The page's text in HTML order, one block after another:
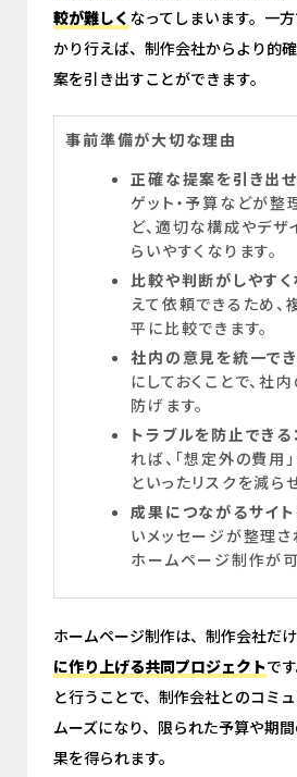
較が難しく なってしまいます。一
かり行えば、制作会社からより的
案を引き出すことができます。
事前準備が大切な理由
正確な提案を引き出せ
ゲット・予算などが整
ど、適切な構成やデザ
らいやすくなります。
比較や判断がしやすく
えて依頼できるため
平に比較できます。
社内の意見を統一でき
にしておくことで、社
防げます。
トラブルを防止できる：
れば、「想定外の費用
といったリスクを減ら
成果につながるサイト
いメッセージが整理さ
ホームページ制作が可
ホームページ制作は、制作会社だ
に作り上げる共同プロジェクトで
と行うことで、制作会社とのコミ
ムーズになり、限られた予算や期
果を得られます。